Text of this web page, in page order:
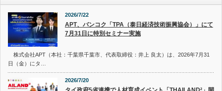
2026/7/22
APT、バンコク「TPA（泰日経済技術振興協会）」にて
7月31日に特別セミナー実施
株式会社APT（本社：千葉県千葉市、代表取締役：井上 良太）は、2026年7月31
日（金）にタ…
2026/7/20